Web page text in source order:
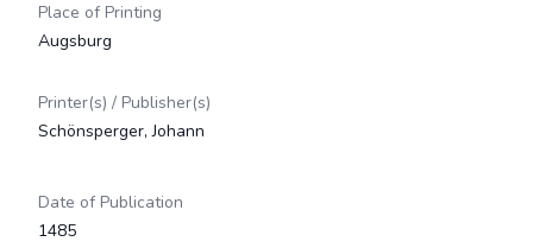
Place of Printing
Augsburg
Printer(s) / Publisher(s)
Schönsperger, Johann
Date of Publication
1485